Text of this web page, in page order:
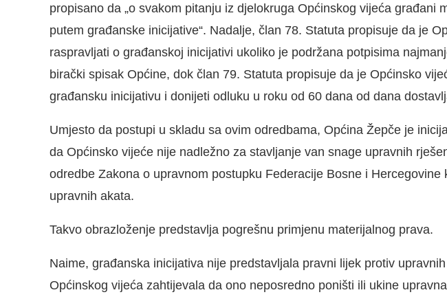
propisano da „o svakom pitanju iz djelokruga Općinskog vijeća građani
putem građanske inicijative“. Nadalje, član 78. Statuta propisuje da je
raspravljati o građanskoj inicijativi ukoliko je podržana potpisima
birački spisak Općine, dok član 79. Statuta propisuje da je Općinsko
građansku inicijativu i donijeti odluku u roku od 60 dana od dana
Umjesto da postupi u skladu sa ovim odredbama, Općina Žepče je
da Općinsko vijeće nije nadležno za stavljanje van snage upravnih
odredbe Zakona o upravnom postupku Federacije Bosne i Hercegovine
upravnih akata.
Takvo obrazloženje predstavlja pogrešnu primjenu materijalnog prava.
Naime, građanska inicijativa nije predstavljala pravni lijek protiv
Općinskog vijeća zahtijevala da ono neposredno poništi ili ukine